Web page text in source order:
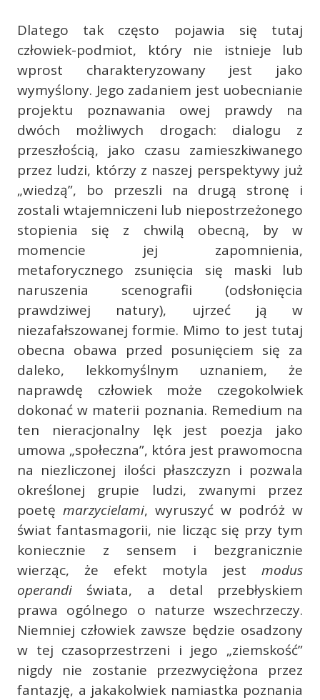
Dlatego tak często pojawia się tutaj
człowiek-podmiot, który nie istnieje lub
wprost charakteryzowany jest jako
wymyślony. Jego zadaniem jest uobecnianie
projektu poznawania owej prawdy na
dwóch możliwych drogach: dialogu z
przeszłością, jako czasu zamieszkiwanego
przez ludzi, którzy z naszej perspektywy już
„wiedzą”, bo przeszli na drugą stronę i
zostali wtajemniczeni lub niepostrzeżonego
stopienia się z chwilą obecną, by w
momencie jej zapomnienia,
metaforycznego zsunięcia się maski lub
naruszenia scenografii (odsłonięcia
prawdziwej natury), ujrzeć ją w
niezafałszowanej formie. Mimo to jest tutaj
obecna obawa przed posunięciem się za
daleko, lekkomyślnym uznaniem, że
naprawdę człowiek może czegokolwiek
dokonać w materii poznania. Remedium na
ten nieracjonalny lęk jest poezja jako
umowa „społeczna”, która jest prawomocna
na niezliczonej ilości płaszczyzn i pozwala
określonej grupie ludzi, zwanymi przez
poetę marzycielami, wyruszyć w podróż w
świat fantasmagorii, nie licząc się przy tym
koniecznie z sensem i bezgranicznie
wierząc, że efekt motyla jest modus
operandi świata, a detal przebłyskiem
prawa ogólnego o naturze wszechrzeczy.
Niemniej człowiek zawsze będzie osadzony
w tej czasoprzestrzeni i jego „ziemskość”
nigdy nie zostanie przezwyciężona przez
fantazję, a jakakolwiek namiastka poznania